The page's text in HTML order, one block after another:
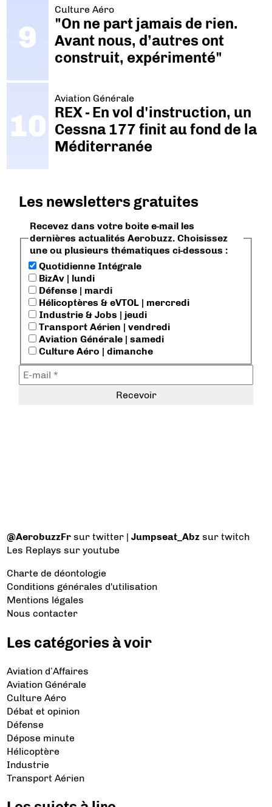
Culture Aéro
"On ne part jamais de rien.
Avant nous, d’autres ont
construit, expérimenté"
Aviation Générale
REX - En vol d'instruction, un
Cessna 177 finit au fond de la
Méditerranée
Les newsletters gratuites
Recevez dans votre boite e-mail les
dernières actualités Aerobuzz. Choisissez
une ou plusieurs thématiques ci-dessous :
Quotidienne Intégrale
BizAv | lundi
Défense | mardi
Hélicoptères & eVTOL | mercredi
Industrie & Jobs | jeudi
Transport Aérien | vendredi
Aviation Générale | samedi
Culture Aéro | dimanche
@AerobuzzFr sur twitter |Jumpseat_Abz sur twitch
Les Replays sur youtube
Charte de déontologie
Conditions générales d'utilisation
Mentions légales
Nous contacter
Les catégories à voir
Aviation d’Affaires
Aviation Générale
Culture Aéro
Débat et opinion
Défense
Dépose minute
Hélicoptère
Industrie
Transport Aérien